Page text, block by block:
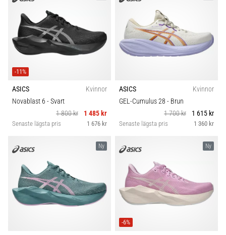
-11%
ASICS
Kvinnor
Novablast 6 - Svart
1 800 kr
1 485 kr
Senaste lägsta pris 1 676 kr
ASICS
Kvinnor
GEL-Cumulus 28 - Brun
1 700 kr
1 615 kr
Senaste lägsta pris 1 360 kr
Ny Ny
-6%